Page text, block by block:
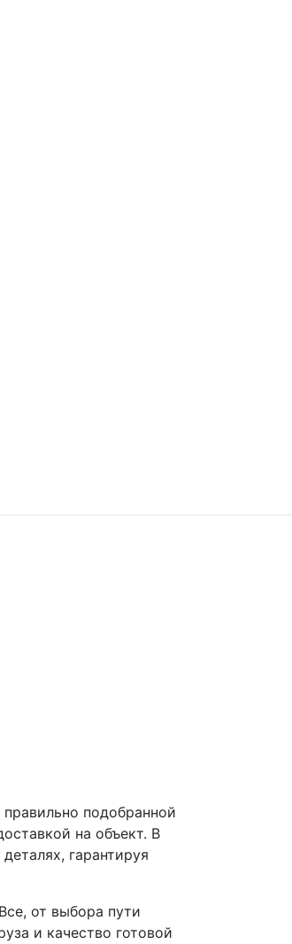
подобранной
на объект. В
гарантируя
от выбора пути
и качество готовой